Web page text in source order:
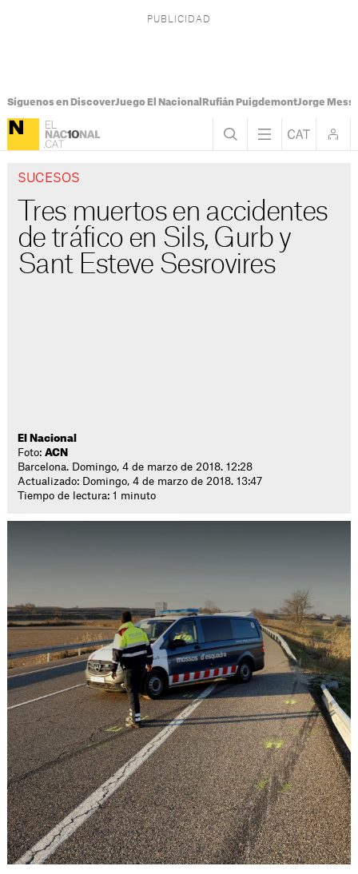
Síguenos en DiscoverJuego El Nacional Rufián PuigdemontJorge Messi
SUCESOS
Tres muertos en accidentes
de tráfico en Sils, Gurb y
Sant Esteve Sesrovires
El Nacional
Foto:ACN
Barcelona. Domingo, 4 de marzo de 2018. 12:28
Actualizado: Domingo, 4 de marzo de 2018. 13:47
Tiempo de lectura: 1 minuto